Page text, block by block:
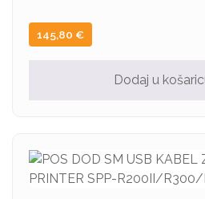
145,80 €
Dodaj u